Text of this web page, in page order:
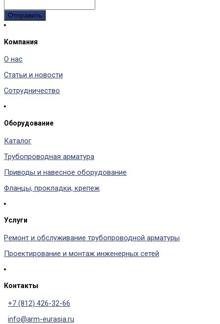
Компания
О нас
Статьи и новости
Сотрудничество
Оборудование
Каталог
Трубопроводная арматура
Приводы и навесное оборудование
Фланцы, прокладки, крепеж
Услуги
Ремонт и обслуживание трубопроводной арматуры
Проектирование и монтаж инженерных сетей
Контакты
+7 (812) 426-32-66
info@arm-eurasia.ru